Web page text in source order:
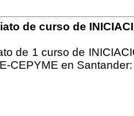
de curso de
de 1 curso de
CEPYME en Santander: